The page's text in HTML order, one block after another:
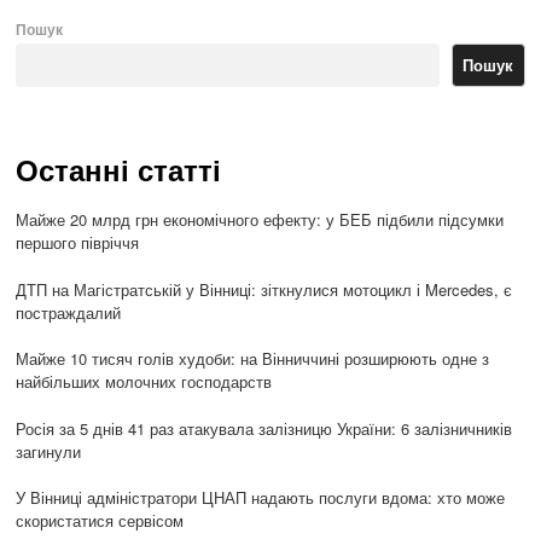
Пошук
Пошук
Останні статті
Майже 20 млрд грн економічного ефекту: у БЕБ підбили підсумки
першого півріччя
ДТП на Магістратській у Вінниці: зіткнулися мотоцикл і Mercedes, є
постраждалий
Майже 10 тисяч голів худоби: на Вінниччині розширюють одне з
найбільших молочних господарств
Росія за 5 днів 41 раз атакувала залізницю України: 6 залізничників
загинули
У Вінниці адміністратори ЦНАП надають послуги вдома: хто може
скористатися сервісом